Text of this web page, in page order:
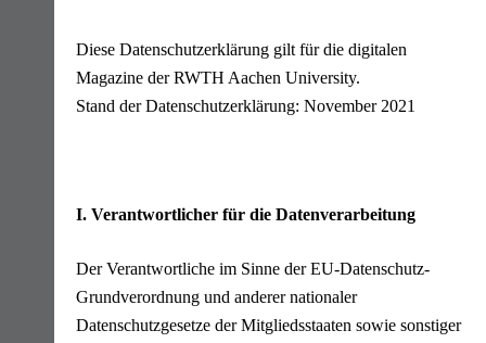
Diese Datenschutzerklärung gilt für die digitalen
Magazine der RWTH Aachen University.
Stand der Datenschutzerklärung: November 2021
I. Verantwortlicher für die Datenverarbeitung
Der Verantwortliche im Sinne der EU-Datenschutz-
Grundverordnung und anderer nationaler
Datenschutzgesetze der Mitgliedsstaaten sowie sonstiger